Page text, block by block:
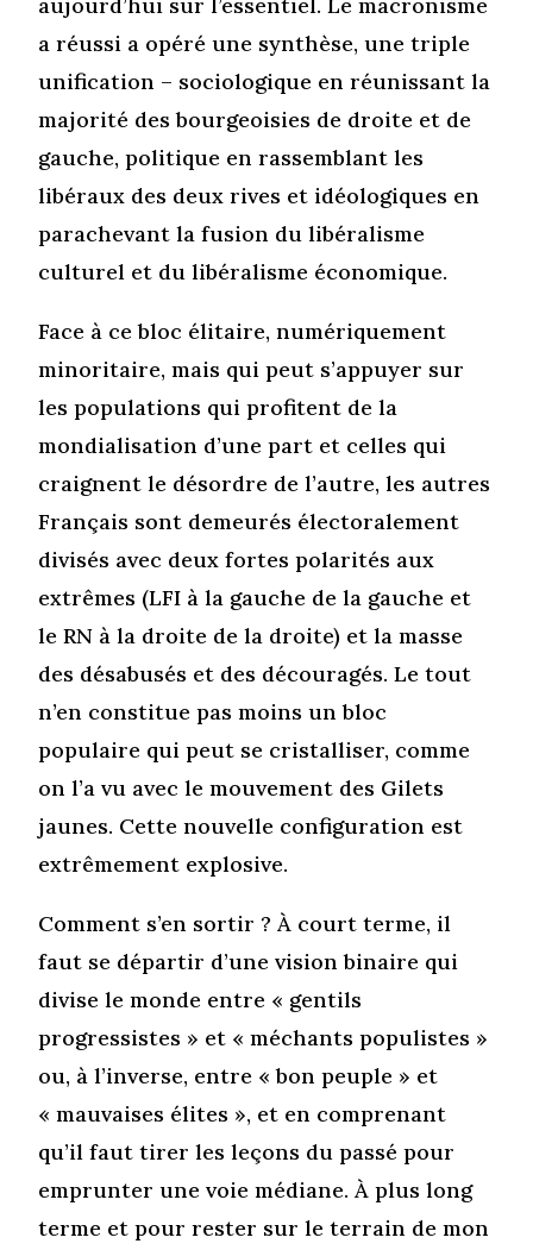
a réussi a opéré une synthèse, une triple
unification – sociologique en réunissant la
majorité des bourgeoisies de droite et de
gauche, politique en rassemblant les
libéraux des deux rives et idéologiques en
parachevant la fusion du libéralisme
culturel et du libéralisme économique.
Face à ce bloc élitaire, numériquement
minoritaire, mais qui peut s’appuyer sur
les populations qui profitent de la
mondialisation d’une part et celles qui
craignent le désordre de l’autre, les autres
Français sont demeurés électoralement
divisés avec deux fortes polarités aux
extrêmes (LFI à la gauche de la gauche et
le RN à la droite de la droite) et la masse
des désabusés et des découragés. Le tout
n’en constitue pas moins un bloc
populaire qui peut se cristalliser, comme
on l’a vu avec le mouvement des Gilets
jaunes. Cette nouvelle configuration est
extrêmement explosive.
Comment s’en sortir ? À court terme, il
faut se départir d’une vision binaire qui
divise le monde entre « gentils
progressistes » et « méchants populistes »
ou, à l’inverse, entre « bon peuple » et
« mauvaises élites », et en comprenant
qu’il faut tirer les leçons du passé pour
emprunter une voie médiane. À plus long
terme et pour rester sur le terrain de mon